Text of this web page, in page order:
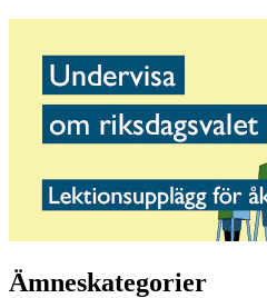
Ämneskategorier